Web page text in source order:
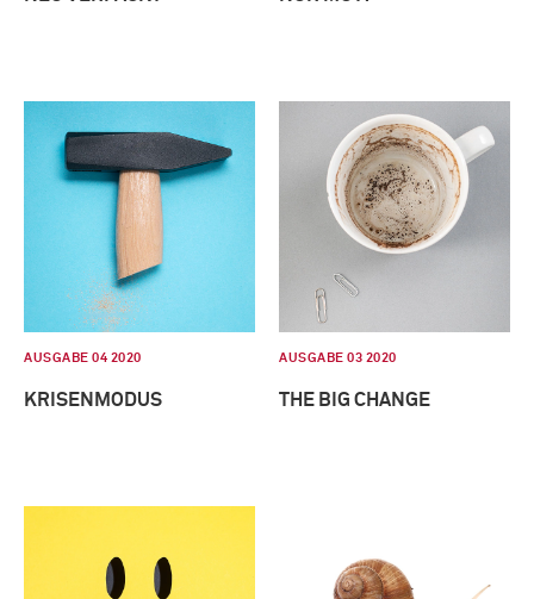
AUSGABE 04 2020
KRISENMODUS
AUSGABE 03 2020
THE BIG CHANGE